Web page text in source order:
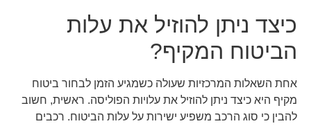
כיצד ניתן להוזיל את עלות
הביטוח המקיף?
אחת השאלות המרכזיות שעולה כשמגיע הזמן לבחור ביטוח
מקיף היא כיצד ניתן להוזיל את עלויות הפוליסה. ראשית, חשוב
להבין כי סוג הרכב משפיע ישירות על עלות הביטוח. רכבים